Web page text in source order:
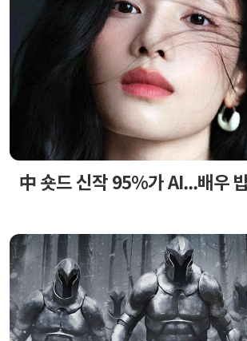
中 숏드 신작 95%가 AI...배우